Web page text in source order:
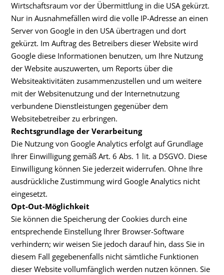
Wirtschaftsraum vor der Übermittlung in die USA gekürzt.
Nur in Ausnahmefällen wird die volle IP-Adresse an einen
Server von Google in den USA übertragen und dort
gekürzt. Im Auftrag des Betreibers dieser Website wird
Google diese Informationen benutzen, um Ihre Nutzung
der Website auszuwerten, um Reports über die
Websiteaktivitäten zusammenzustellen und um weitere
mit der Websitenutzung und der Internetnutzung
verbundene Dienstleistungen gegenüber dem
Websitebetreiber zu erbringen.
Rechtsgrundlage der Verarbeitung
Die Nutzung von Google Analytics erfolgt auf Grundlage
Ihrer Einwilligung gemäß Art. 6 Abs. 1 lit. a DSGVO. Diese
Einwilligung können Sie jederzeit widerrufen. Ohne Ihre
ausdrückliche Zustimmung wird Google Analytics nicht
eingesetzt.
Opt-Out-Möglichkeit
Sie können die Speicherung der Cookies durch eine
entsprechende Einstellung Ihrer Browser-Software
verhindern; wir weisen Sie jedoch darauf hin, dass Sie in
diesem Fall gegebenenfalls nicht sämtliche Funktionen
dieser Website vollumfänglich werden nutzen können. Sie